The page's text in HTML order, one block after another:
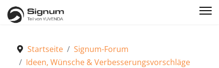
Startseite
Signum-Forum
Ideen, Wünsche & Verbesserungsvorschläge